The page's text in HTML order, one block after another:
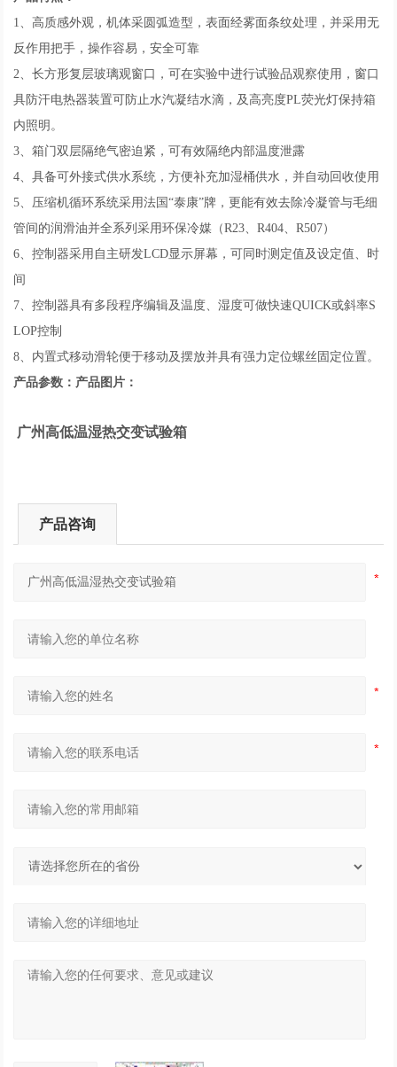
1、高质感外观，机体采圆弧造型，表面经雾面条纹处理，并采用无
反作用把手，操作容易，安全可靠
2、长方形复层玻璃观窗口，可在实验中进行试验品观察使用，窗口
具防汗电热器装置可防止水汽凝结水滴，及高亮度PL荧光灯保持箱
内照明。
3、箱门双层隔绝气密迫紧，可有效隔绝内部温度泄露
4、具备可外接式供水系统，方便补充加湿桶供水，并自动回收使用
5、压缩机循环系统采用法国“泰康”牌，更能有效去除冷凝管与毛细
管间的润滑油并全系列采用环保冷媒（R23、R404、R507）
6、控制器采用自主研发LCD显示屏幕，可同时测定值及设定值、时
间
7、控制器具有多段程序编辑及温度、湿度可做快速QUICK或斜率S
LOP控制
8、内置式移动滑轮便于移动及摆放并具有强力定位螺丝固定位置。
产品参数： 产品图片：
广州高低温湿热交变试验箱
产品咨询